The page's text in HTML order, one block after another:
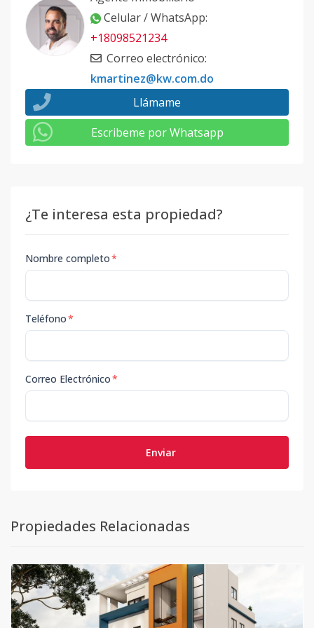
A-101
413127-1
1 3
Celular / WhatsApp:
+18098521234
Correo electrónico:
kmartinez@kw.com.do
Llámame
Escribeme por Whatsapp
¿Te interesa esta propiedad?
Nombre completo*
Teléfono*
Correo Electrónico*
Enviar
Propiedades Relacionadas